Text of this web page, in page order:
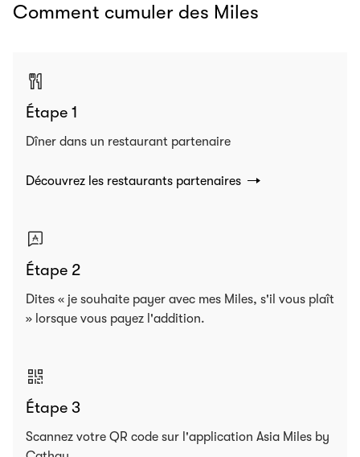
Comment cumuler des Miles
Étape 1
Dîner dans un restaurant partenaire
Découvrez les restaurants partenaires
Étape 2
Dites « je souhaite payer avec mes Miles, s'il vous plaît
» lorsque vous payez l'addition.
Étape 3
Scannez votre QR code sur l'application Asia Miles by